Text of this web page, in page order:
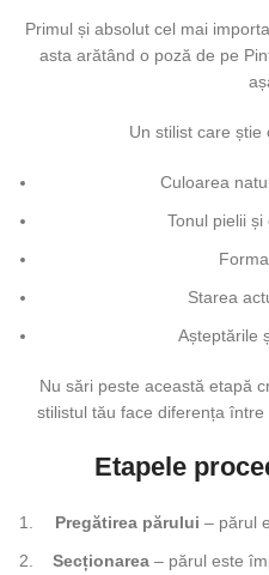
Primul și absolut cel mai
asta arătând o poză de pe
Un stilist care știe
Culoarea
Tonul pielii
Starea
Așteptările
Nu sări peste această etapă
stilistul tău face diferența
Etapele
Pregătirea părului – părul
Secționarea – părul este